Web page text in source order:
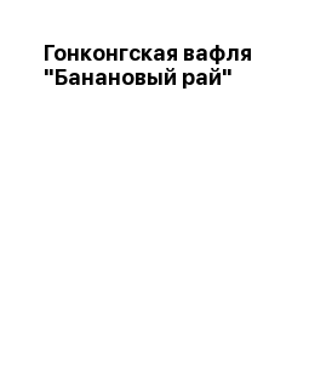
Гонконгская вафля
"Банановый рай"